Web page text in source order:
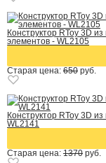
Конструктор RToy 3D
элементов - WL2105
Старая цена: 650 руб.
Конструктор RToy 3D
WL2141
Старая цена: 1370 руб.